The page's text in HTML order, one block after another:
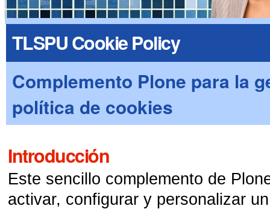
TLSPU Cookie Policy
Complemento Plone para la
política de cookies
Introducción
Este sencillo complemento de
activar, configurar y personalizar